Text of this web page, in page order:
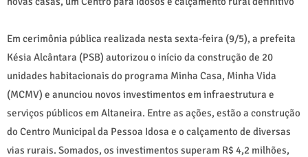
Em cerimônia pública realizada nesta sexta-feira (9/5), a prefeita
Késia Alcântara (PSB) autorizou o início da construção de 20
unidades habitacionais do programa Minha Casa, Minha Vida
(MCMV) e anunciou novos investimentos em infraestrutura e
serviços públicos em Altaneira. Entre as ações, estão a construção
do Centro Municipal da Pessoa Idosa e o calçamento de diversas
vias rurais. Somados, os investimentos superam R$ 4,2 milhões,